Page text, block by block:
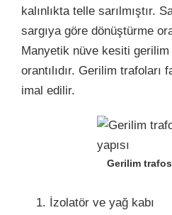
kalınlıkta telle sarılmıştır.
sargıya göre dönüştürme
Manyetik nüve kesiti
orantılıdır. Gerilim trafoları
imal edilir.
Gerilim
İzolatör ve yağ kabı